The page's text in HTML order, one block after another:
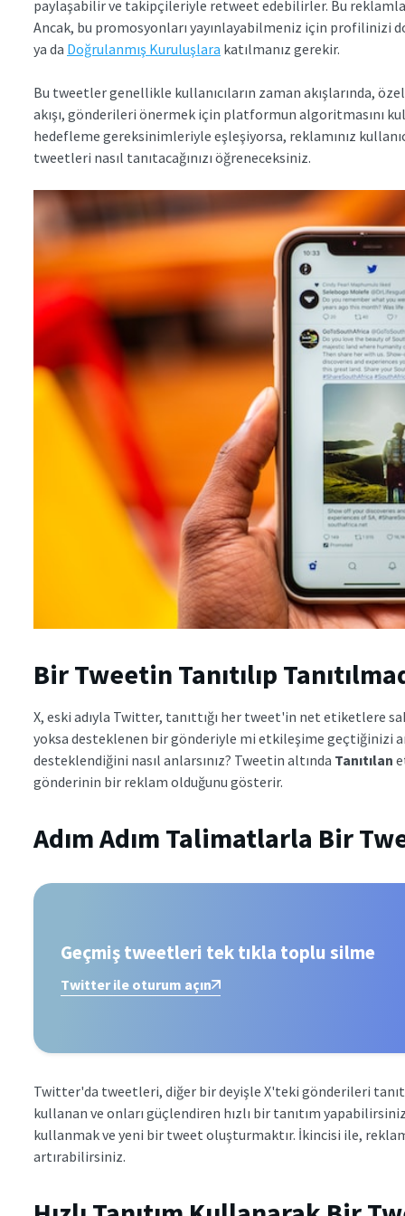
paylaşabilir ve takipçileriyle retweet edebilirler. Bu
Ancak, bu promosyonları yayınlayabilmeniz için profilinizi
ya da Doğrulanmış Kuruluşlara katılmanız gerekir.
Bu tweetler genellikle kullanıcıların zaman akışlarında,
akışı, gönderileri önermek için platformun algoritmasını
hedefleme gereksinimleriyle eşleşiyorsa, reklamınız
tweetleri nasıl tanıtacağınızı öğreneceksiniz.
Bir Tweetin Tanıtılıp
X, eski adıyla Twitter, tanıttığı her tweet'in net etiketlere
yoksa desteklenen bir gönderiyle mi etkileşime geçtiğinizi
desteklendiğini nasıl anlarsınız? Tweetin altında Tanıtılan
gönderinin bir reklam olduğunu gösterir.
Adım Adım Talimatlarla Bir
Geçmiş tweetleri tek tıkla toplu silme
Twitter ile oturum açın
Twitter'da tweetleri, diğer bir deyişle X'teki gönderileri
kullanan ve onları güçlendiren hızlı bir tanıtım
kullanmak ve yeni bir tweet oluşturmaktır. İkincisi ile,
artırabilirsiniz.